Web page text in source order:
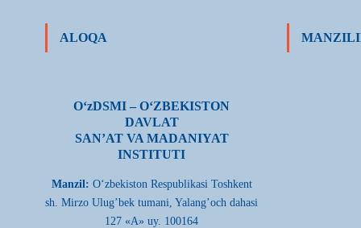
ALOQA
О‘zDSMI – О‘ZBEKISTON
DAVLAT
SAN’AT VA MADANIYAT
INSTITUTI
Manzil: О‘zbekiston Respublikasi Toshkent
sh. Mirzo Ulug’bek tumani, Yalang’och dahasi
127 «A» uy. 100164